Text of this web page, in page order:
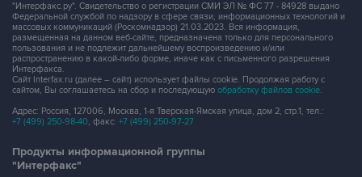
"Интерфакс.ру". Свидетельство о регистрации СМИ ЭЛ № ФС 77 - 84928 выдано
Федеральной службой по надзору в сфере связи, информационных технологий и
массовых коммуникаций (Роскомнадзор) 21.03.2023. Вся информация,
размещенная на данном веб-сайте, предназначена только для персонального
пользования и не подлежит дальнейшему воспроизведению и/или
распространению в какой-либо форме, иначе как с письменного разрешения
Интерфакса.
Сайт Interfax.ru (далее – сайт) использует файлы cookie. Продолжая работу с
сайтом, Вы соглашаетесь на сбор и последующую обработку файлов cookie.
Адрес: Россия, 127006, Москва, 1-я Тверская-Ямская улица, дом 2, стр.1, тел.:
+7 (499) 250-98-40, факс: +7 (499) 250-97-27
Продукты информационной группы
"Интерфакс"